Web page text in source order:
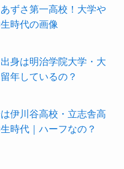
ずさ第一高校！大学や
時代の画像
身は明治学院大学・大
年しているの？
伊川谷高校・立志舎高
時代｜ハーフなの？